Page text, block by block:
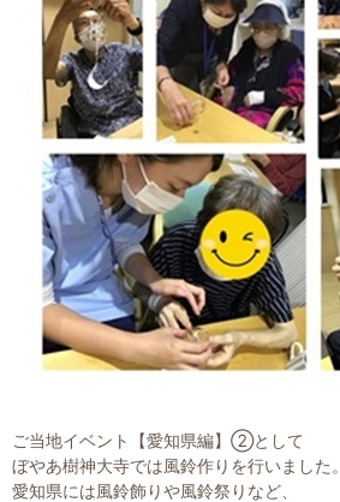
ご当地イベント【愛知県編】②として
ぼやあ樹神大寺では風鈴作りを行いました。
愛知県には風鈴飾りや風鈴祭りなど、